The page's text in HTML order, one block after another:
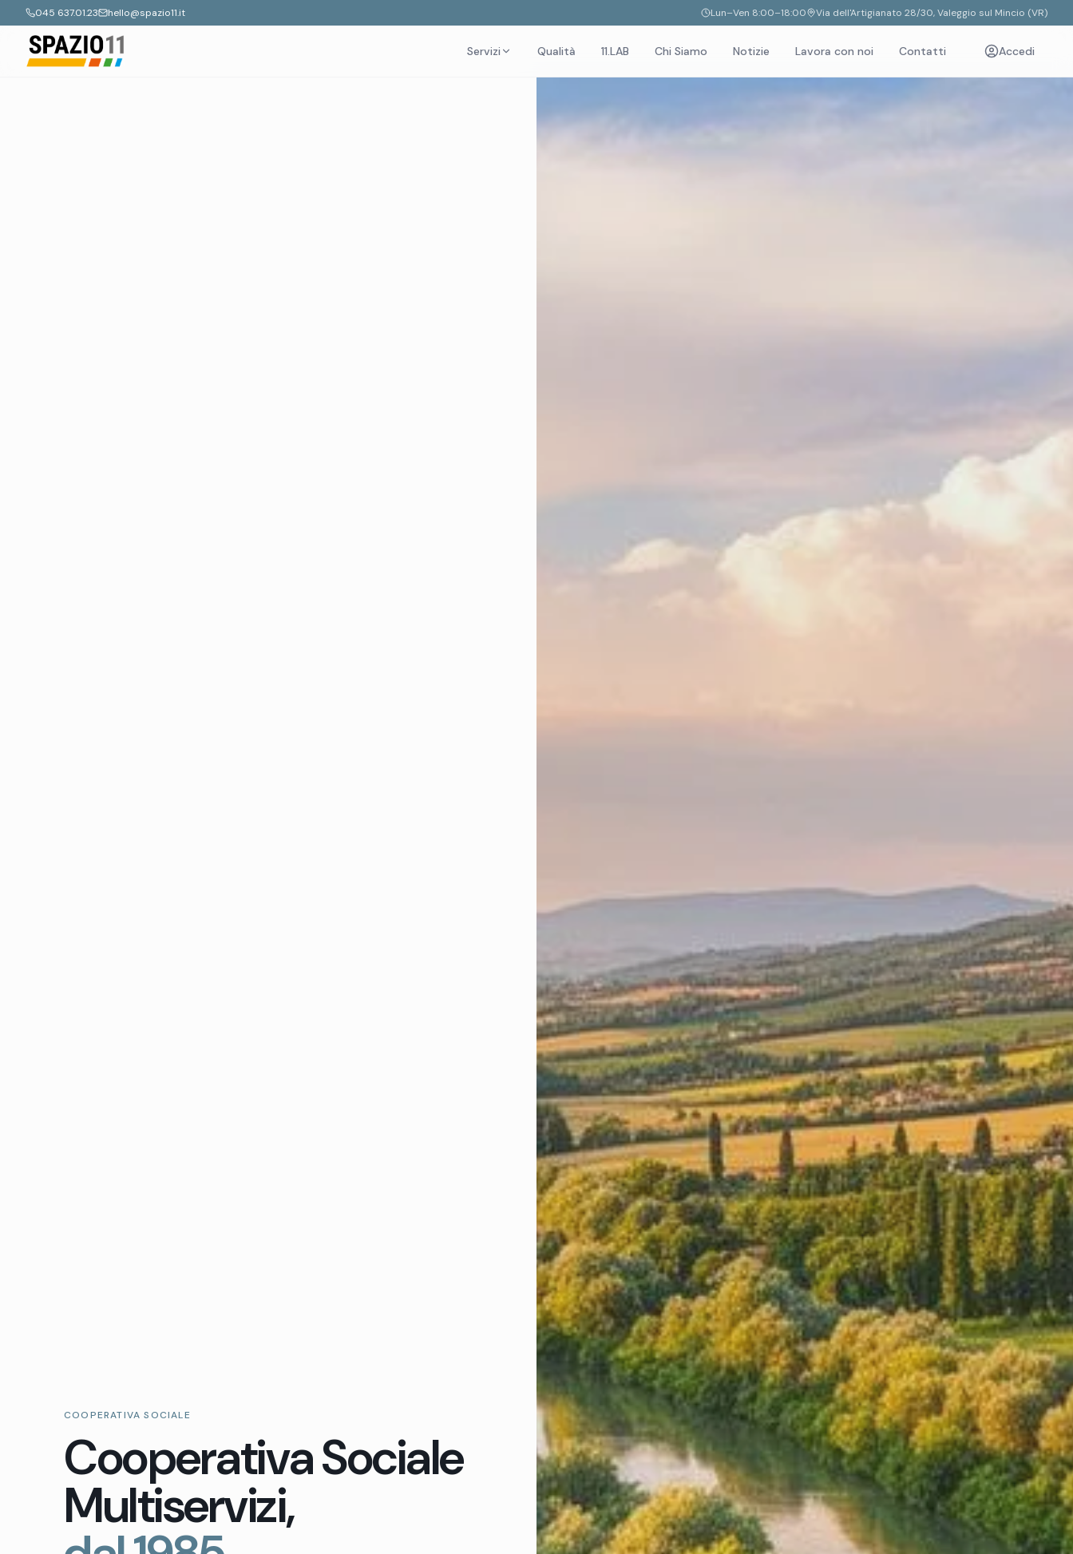
045 637.01.23 hello@spazio11.it Lun–Ven 8:00–18:00 Via dell'Artigianato 28/30, Valeggio sul Mincio (VR)
Servizi Qualità 11.LAB Chi Siamo Notizie Lavora con noi Contatti Accedi
COOPERATIVA SOCIALE
Cooperativa Sociale
Multiservizi,